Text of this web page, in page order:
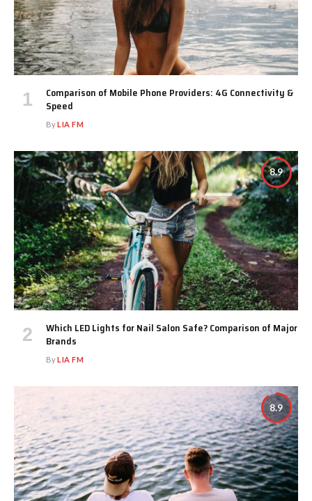
Comparison of Mobile Phone Providers: 4G Connectivity &
Speed
ByLIA FM
8.9
Which LED Lights for Nail Salon Safe? Comparison of Major
Brands
ByLIA FM
8.9